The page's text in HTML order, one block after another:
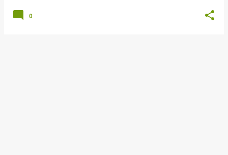
0